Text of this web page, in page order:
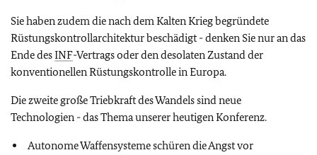
Sie haben zudem die nach dem Kalten Krieg begründete
Rüstungskontrollarchitektur beschädigt - denken Sie nur an das
Ende desINF-Vertrags oder den desolaten Zustand der
konventionellen Rüstungskontrolle in Europa.
Die zweite große Triebkraft des Wandels sind neue
Technologien - das Thema unserer heutigen Konferenz.
Autonome Waffensysteme schüren die Angst vor